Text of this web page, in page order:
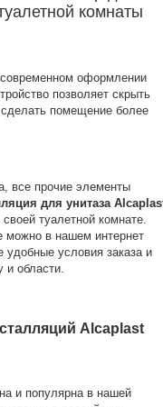
комнаты
оформлении
позволяет скрыть
помещение более
все прочие элементы
для унитаза
туалетной комнате.
можно в нашем интернет
удобные условия заказа и
и области.
Аlcaplast
и популярна в нашей